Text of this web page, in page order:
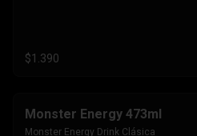
$1.390
Monster Energy 473ml
Monster Energy Drink Clásica